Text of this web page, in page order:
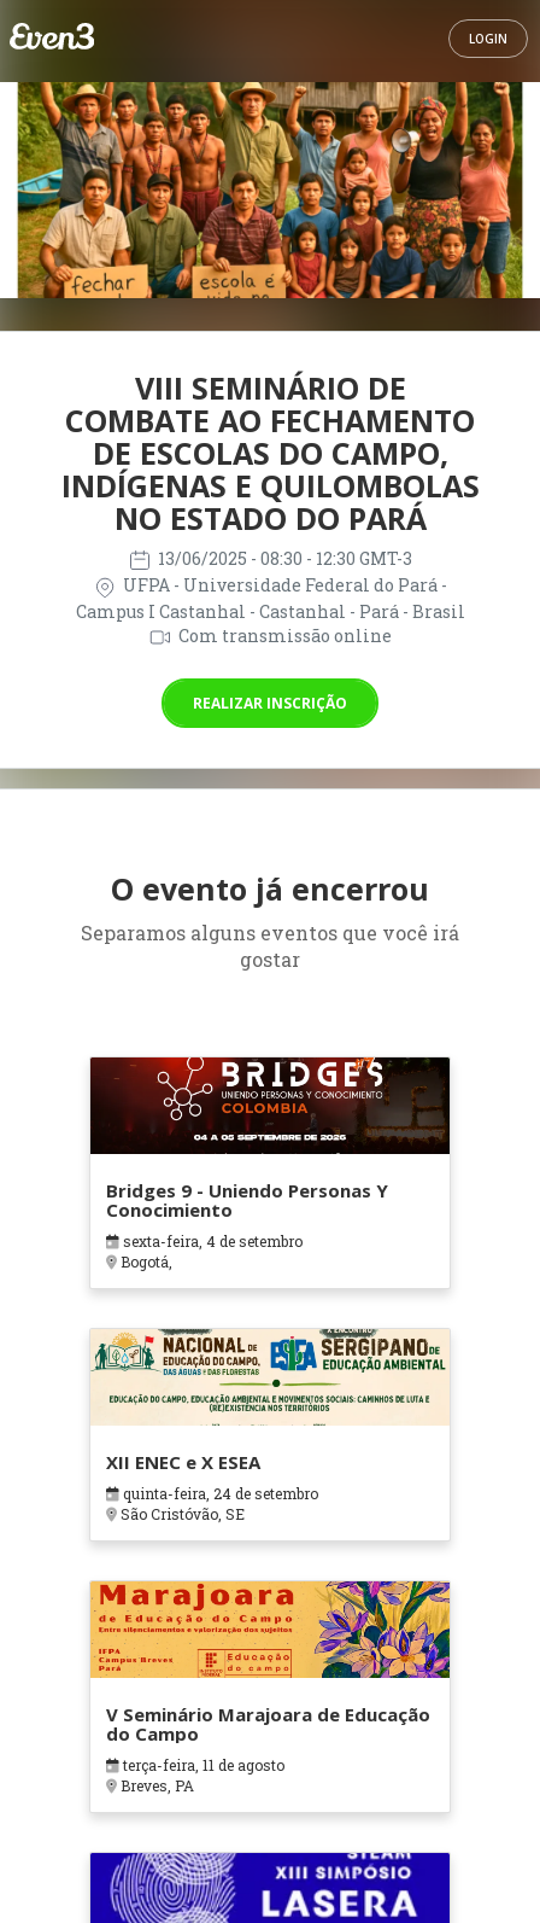
LOGIN
VIII SEMINÁRIO DE
COMBATE AO FECHAMENTO
DE ESCOLAS DO CAMPO,
INDÍGENAS E QUILOMBOLAS
NO ESTADO DO PARÁ
13/06/2025 - 08:30 - 12:30 GMT-3
UFPA - Universidade Federal do Pará -
Campus I Castanhal - Castanhal - Pará - Brasil
Com transmissão online
REALIZAR INSCRIÇÃO
O evento já encerrou
Separamos alguns eventos que você irá
gostar
Bridges 9 - Uniendo Personas Y
Conocimiento
sexta-feira, 4 de setembro
Bogotá,
XII ENEC e X ESEA
quinta-feira, 24 de setembro
São Cristóvão, SE
V Seminário Marajoara de Educação
do Campo
terça-feira, 11 de agosto
Breves, PA